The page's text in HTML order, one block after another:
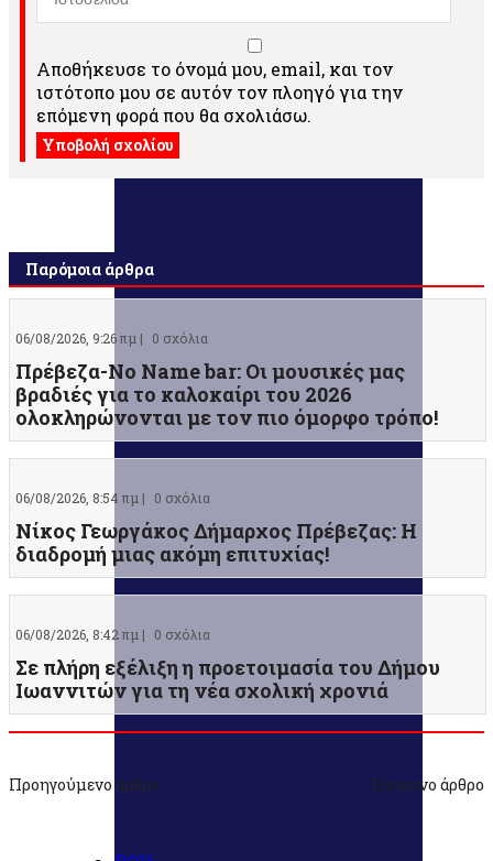
Αποθήκευσε το όνομά μου, email, και τον
ιστότοπο μου σε αυτόν τον πλοηγό για την
επόμενη φορά που θα σχολιάσω.
Παρόμοια άρθρα
06/08/2026, 9:26 πμ | 0 σχόλια
Πρέβεζα-No Name bar: Οι μουσικές μας
βραδιές για το καλοκαίρι του 2026
ολοκληρώνονται με τον πιο όμορφο τρόπο!
06/08/2026, 8:54 πμ | 0 σχόλια
Νίκος Γεωργάκος Δήμαρχος Πρέβεζας: Η
διαδρομή μιας ακόμη επιτυχίας!
06/08/2026, 8:42 πμ | 0 σχόλια
Σε πλήρη εξέλιξη η προετοιμασία του Δήμου
Ιωαννιτών για τη νέα σχολική χρονιά
Προηγούμενο άρθρο Επόμενο άρθρο